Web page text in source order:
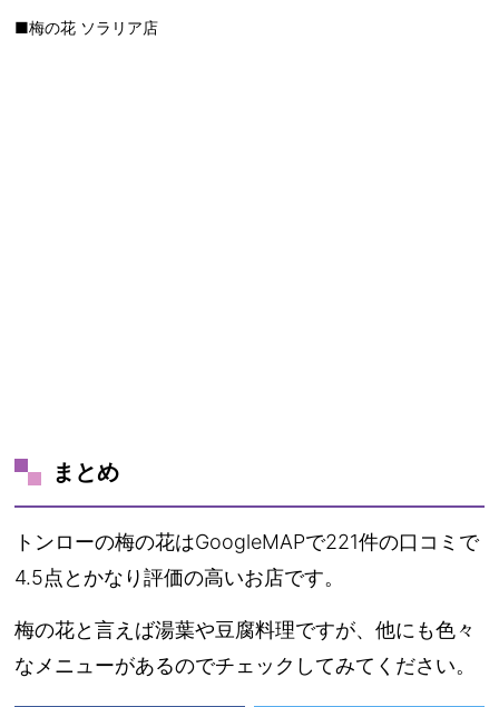
■梅の花 ソラリア店
まとめ
トンローの梅の花はGoogleMAPで221件の口コミで
4.5点とかなり評価の高いお店です。
梅の花と言えば湯葉や豆腐料理ですが、他にも色々
なメニューがあるのでチェックしてみてください。